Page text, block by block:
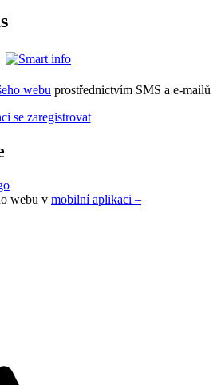
webu prostřednictvím SMS a e-mailů
se zaregistrovat
webu v mobilní aplikaci –